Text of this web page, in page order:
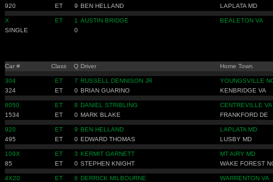
920
ET 9 BEN HELLAND LAPLATA MD
X ET 1 AUSTIN BRIDGE
BEALETON VA
SINGLE
0
Car # Class Q Driver Home Town
304 ET 7 RUSSELL DENNISON JR
YOUNGSVILLE
324
ET 0 BRIAN GUARINO KENBRIDGE VA
8050 ET 8 DANIEL STRIBLING
CENTREVILLE VA
1534
ET 0 MARK BLAKE FRANKFORD DE
920 ET 9 BEN HELLAND
LAPLATA MD
495
ET 0 EDWARD THOMAS LUSBY MD
109X ET 3 KERMIT GARNETT
MT AIRY MD
85
ET 0 STEPHEN KNIGHT WAKE FOREST
4X20 ET 6 DERRICK MILBOURNE
WARRENTON VA